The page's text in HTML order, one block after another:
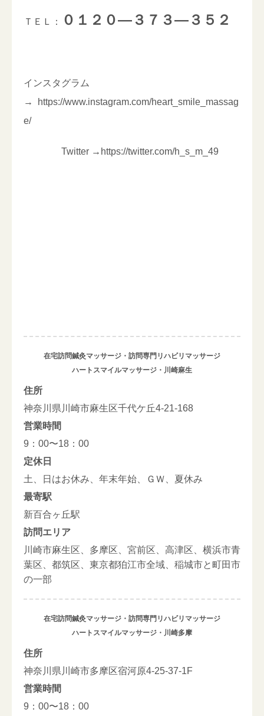
ＴＥＬ： ０１２０―３７３―３５２
インスタグラム
→
https://www.instagram.com/heart_smile_massag
e/
Twitter → https://twitter.com/h_s_m_49
在宅訪問鍼灸マッサージ・訪問専門リハビリマッサージ
ハートスマイルマッサージ・川崎麻生
住所
神奈川県川崎市麻生区千代ケ丘4-21-168
営業時間
9：00〜18：00
定休日
土、日はお休み、年末年始、ＧＷ、夏休み
最寄駅
新百合ヶ丘駅
訪問エリア
川崎市麻生区、多摩区、宮前区、高津区、横浜市青
葉区、都筑区、東京都狛江市全域、稲城市と町田市
の一部
在宅訪問鍼灸マッサージ・訪問専門リハビリマッサージ
ハートスマイルマッサージ・川崎多摩
住所
神奈川県川崎市多摩区宿河原4-25-37-1F
営業時間
9：00〜18：00